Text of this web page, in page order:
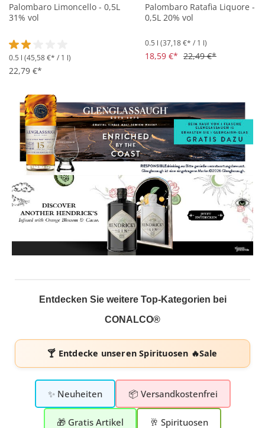
Palombaro Limoncello - 0,5L
31% vol
Durchschnittliche Bewertung von 2 von 5 Sternen
0.5 l (45,58 €* / 1 l)
22,79 €*
Palombaro Ratafia Liquore -
0,5L 20% vol
0.5 l (37,18 €* / 1 l)
18,59 €* 22,49 €*
Entdecken Sie weitere Top-Kategorien bei
CONALCO®
🍸 Entdecke unserenSpirituosen 🔥Sale
✨ Neuheiten 📦 Versandkostenfrei
🎁 Gratis Artikel 🥂 Spirituosen